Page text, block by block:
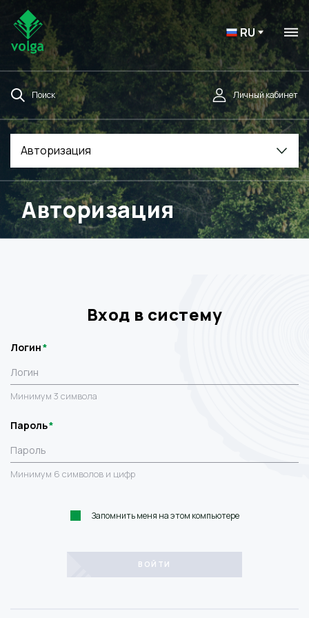
RU
Поиск Личный кабинет
Авторизация
Авторизация
Вход в систему
Логин
Минимум 3 символа
Пароль
Минимум 6 символов и цифр
Запомнить меня на этом компьютере